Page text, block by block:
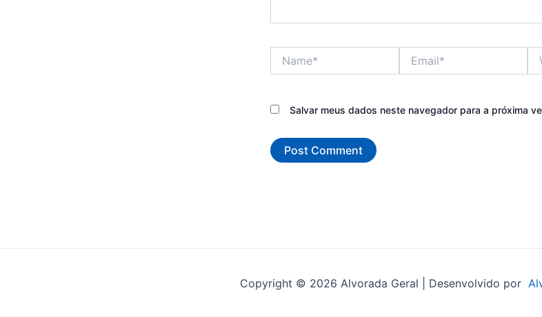
Salvar meus dados neste navegador para a próxima
Copyright © 2026 Alvorada Geral | Desenvolvido por